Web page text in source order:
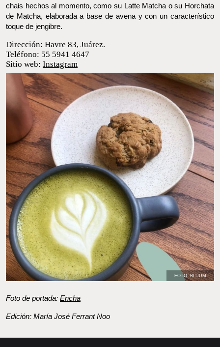
elaborada a base de avena y con un característico toque de
jengibre.
Dirección: Havre 83, Juárez.
Teléfono: 55 5941 4647
Sitio web:Instagram
FOTO: BLUUM
Edición: María José Ferrant Noo